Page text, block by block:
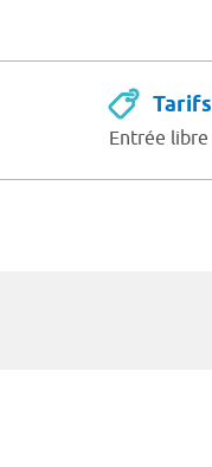
Tarifs
Entrée libre